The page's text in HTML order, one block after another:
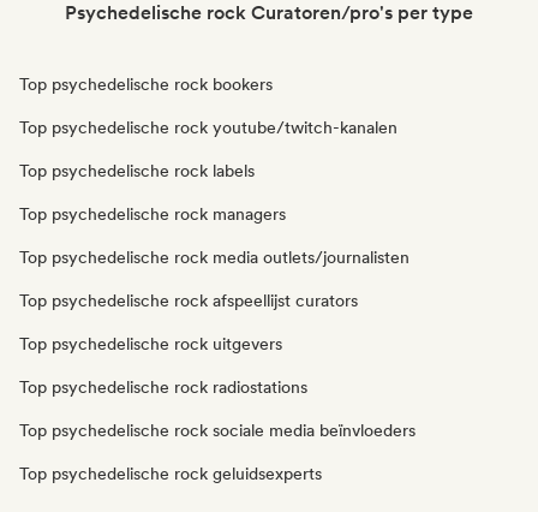
Psychedelische rock Curatoren/pro's per type
Top psychedelische rock bookers
Top psychedelische rock youtube/twitch-kanalen
Top psychedelische rock labels
Top psychedelische rock managers
Top psychedelische rock media outlets/journalisten
Top psychedelische rock afspeellijst curators
Top psychedelische rock uitgevers
Top psychedelische rock radiostations
Top psychedelische rock sociale media beïnvloeders
Top psychedelische rock geluidsexperts